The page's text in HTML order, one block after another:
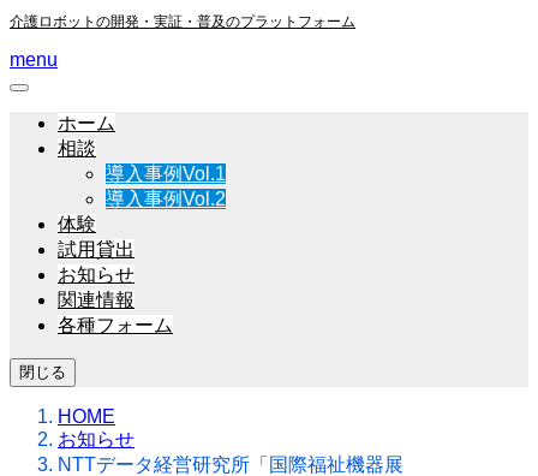
介護ロボットの開発・実証・普及のプラットフォーム
menu
ホーム
相談
導入事例Vol.1
導入事例Vol.2
体験
試用貸出
お知らせ
関連情報
各種フォーム
閉じる
HOME
お知らせ
NTTデータ経営研究所「国際福祉機器展